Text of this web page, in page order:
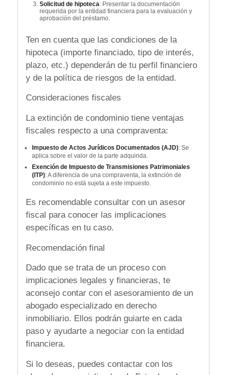
Solicitud de hipoteca: Presentar la documentación
requerida por la entidad financiera para la evaluación y
aprobación del préstamo.
Ten en cuenta que las condiciones de la
hipoteca (importe financiado, tipo de interés,
plazo, etc.) dependerán de tu perfil financiero
y de la política de riesgos de la entidad.
Consideraciones fiscales
La extinción de condominio tiene ventajas
fiscales respecto a una compraventa:
Impuesto de Actos Jurídicos Documentados (AJD): Se
aplica sobre el valor de la parte adquirida.
Exención de Impuesto de Transmisiones Patrimoniales
(ITP): A diferencia de una compraventa, la extinción de
condominio no está sujeta a este impuesto.
Es recomendable consultar con un asesor
fiscal para conocer las implicaciones
específicas en tu caso.
Recomendación final
Dado que se trata de un proceso con
implicaciones legales y financieras, te
aconsejo contar con el asesoramiento de un
abogado especializado en derecho
inmobiliario. Ellos podrán guiarte en cada
paso y ayudarte a negociar con la entidad
financiera.
Si lo deseas, puedes contactar con los